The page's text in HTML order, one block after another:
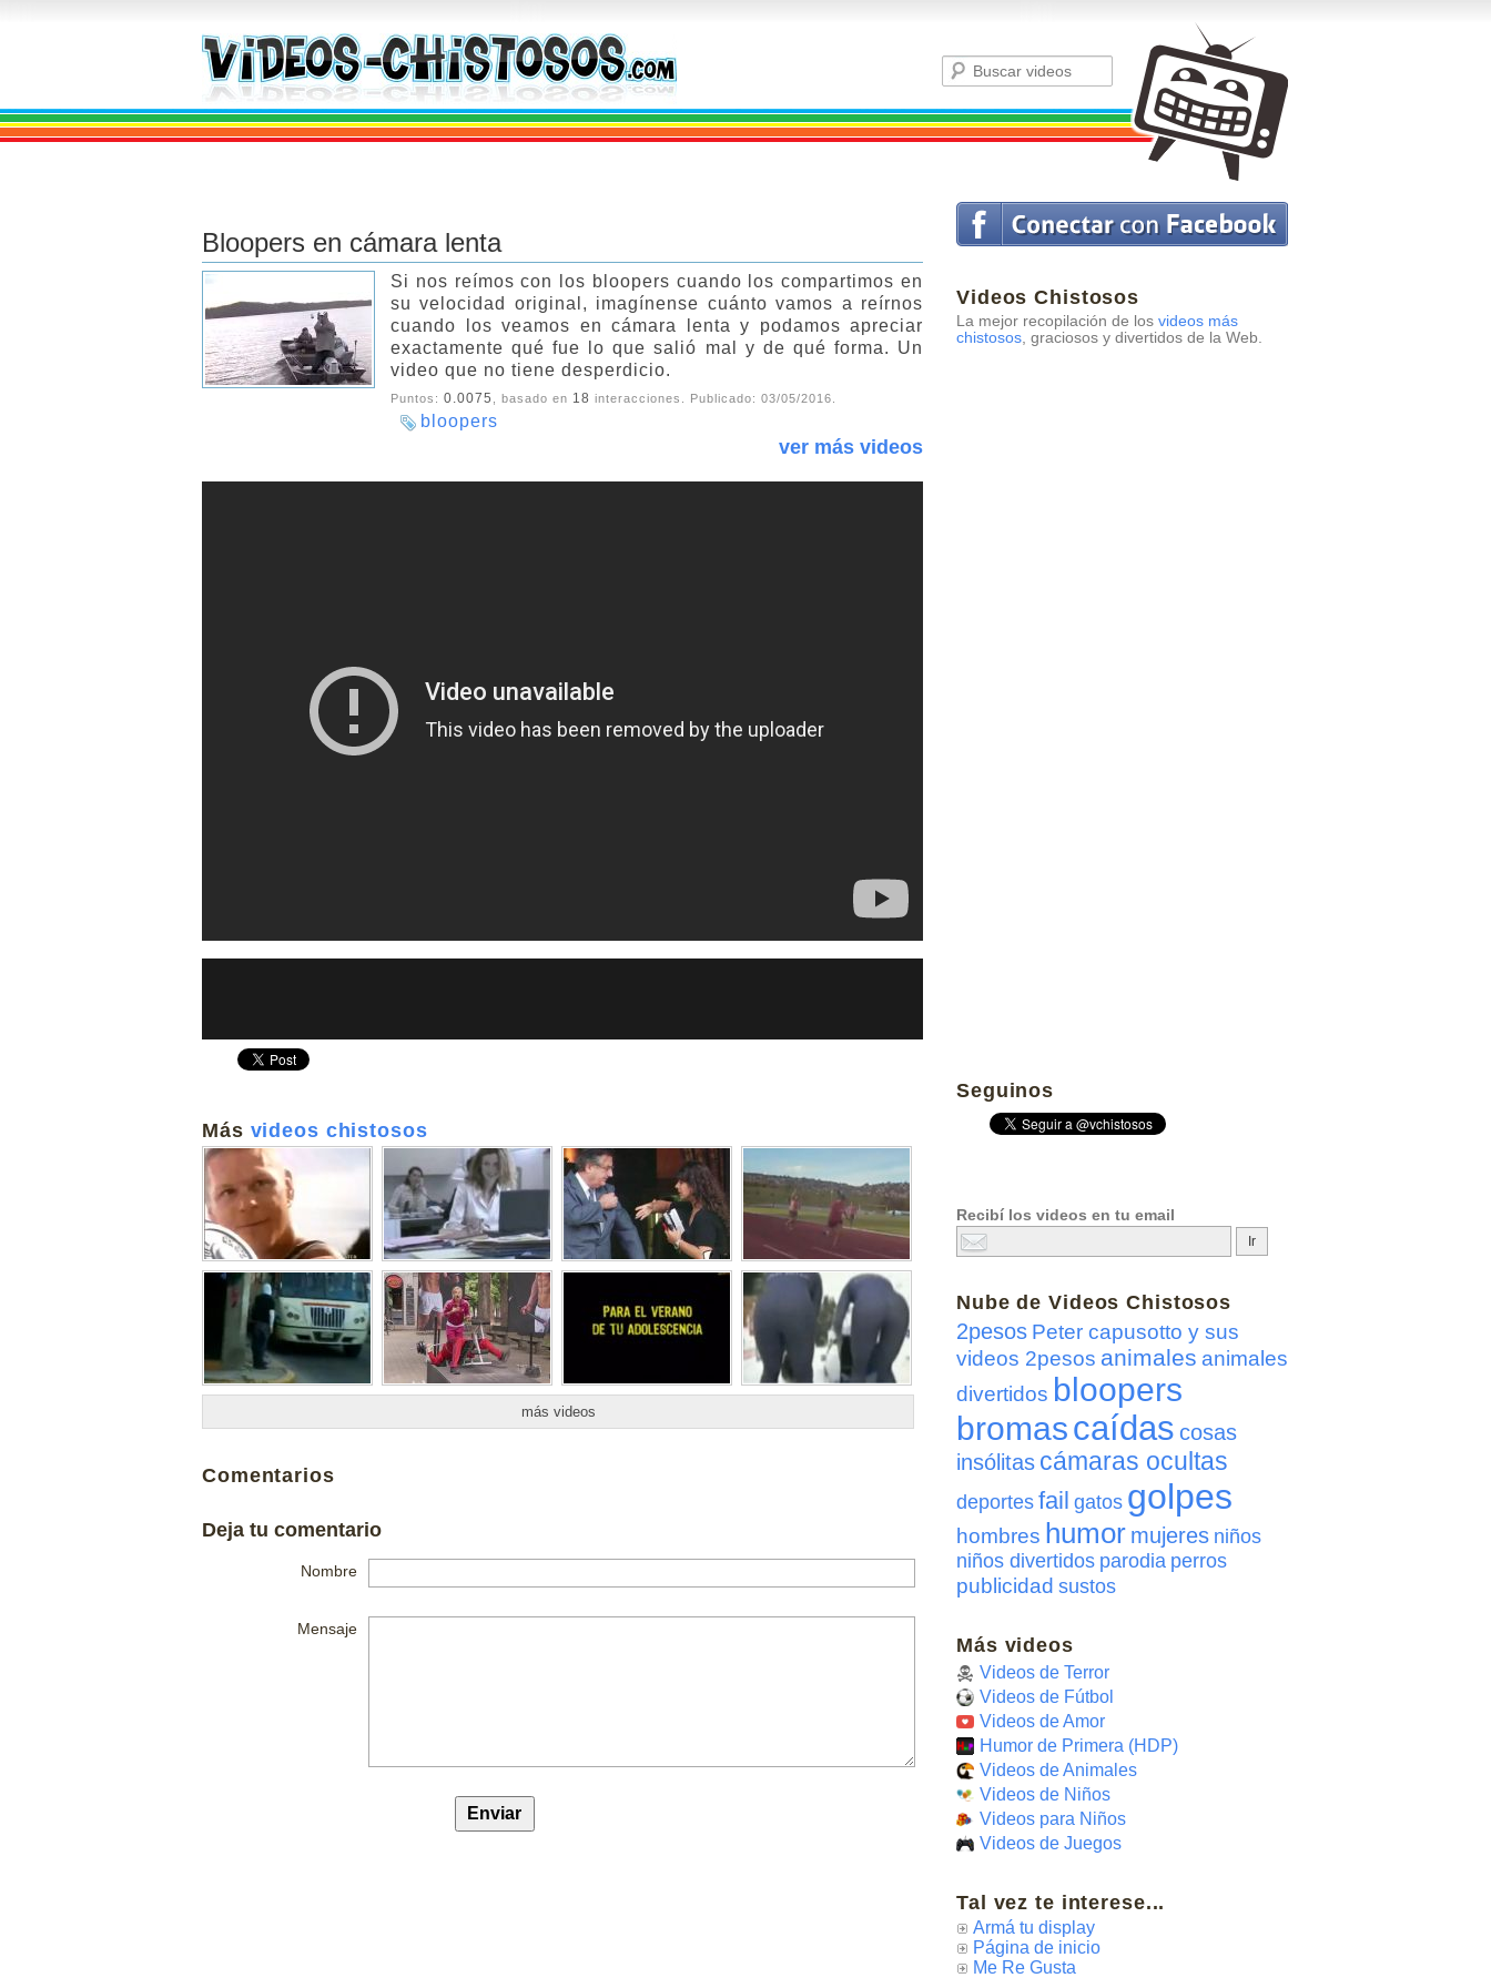
Videos Chistosos
La mejor recopilación de los videos más
chistosos, graciosos y divertidos de la Web.
Bloopers en cámara lenta
Si nos reímos con los bloopers cuando los compartimos en
su velocidad original, imagínense cuánto vamos a reírnos
cuando los veamos en cámara lenta y podamos apreciar
exactamente qué fue lo que salió mal y de qué forma. Un
video que no tiene desperdicio.
Puntos: 0.0075 , basado en 18 interacciones. Publicado: 03/05/2016
bloopers
ver más videos
Más videos chistosos
más videos
Comentarios
Deja tu comentario
Nombre
Mensaje
Seguinos
Recibí los videos en tu email
Nube deVideos Chistosos
2pesos Peter capusotto y sus
videos 2pesos animales animales
divertidos bloopers
bromascaídas cosas
insólitas cámaras ocultas
deportes fail gatos golpes
hombres humor mujeres niños
niños divertidos parodia perros
publicidad sustos
Más videos
Videos de Terror
Videos de Fútbol
Videos de Amor
Humor de Primera (HDP)
Videos de Animales
Videos de Niños
Videos para Niños
Videos de Juegos
Tal vez te interese...
Armá tu display
Página de inicio
Me Re Gusta